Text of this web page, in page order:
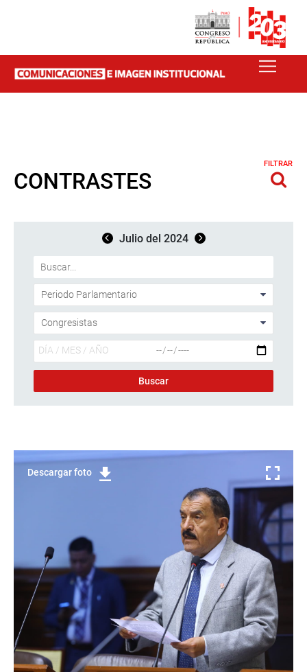
CONTRASTES
FILTRAR
Julio del 2024
Descargar foto